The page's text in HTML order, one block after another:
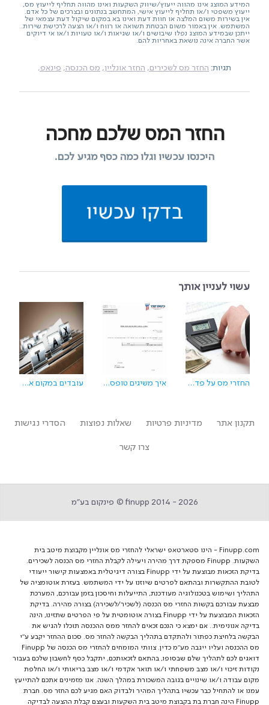
המידע המוצג אינו מהווה ייעוץ/שיווק השקעות ואינו מהווה תחליף לייעוץ מס,
ייעוץ משפטי ו/או תחליף לייעוץ אישי, המתחשב בנתונים ובצרכים של כל אדם.
אין בשירות משום המלצה או חוות דעת ואינו בא במקום שיקול דעת עצמאי של
המשתמש. אין באמור משום הבטחת תשואה או רווח ו/או הצעה לרכישת שירות.
ייתכן שבמידע המוצג נפלו שיבושים ו/או שגיאות ו/או טעויות ו/או אי דיוקים
אשר החברה אינה נושאת באחריות להם.
תגיות: החזר מס לשכירים, החזר אונליין, מס הכנסה, פינאפ,
החזר המס שלכם מחכה
היכנסו עכשיו וגלו כמה כסף מגיע לכם.
בדקו עכשיו
עשוי לעניין אותך
החזרי מס על פדיון קופת גמל - כל מה שחשוב לדעת לפני פדיון! איך משיגים טופס אישור ביטוח חיים לצרכי מס עובדים במקום אחד- 5 סיבות מפתיעות שאולי מגיע לכם החזר מס
תקנון אתר מדיניות פרטיות שאלות נפוצות הסדרי נגישות
צרו קשר
finupp 2014 - 2026 © פינקום בע״מ
Finupp.com - הינו סטארטאפ ישראלי להחזרי מס אונליין מקבוצת מיטב בית
השקעות. Finupp מספקת דרך מהירה ויעילה לקבלת החזרי מס הכנסה לשכירים.
בדיקת הזכאות מבוצעת על ידי Finupp בצורה דיגיטלית באמצעות קישור ייעודי
לטובת ההתקשרות ובהתאם לפרטים שיוזנו על ידי המשתמש. בעזרת אוטומציה של
התהליך ושימוש בטכנולוגיה מעודכנת, התייעלות וחיסכון בזמן עבורכם, המערכת
מבצעת עבורכם בקשות החזרי מס הכנסה (לשכיר/לשכירה) בצורה מהירה. בדיקת
הזכאות המבוצעת על ידי Finupp בצורה אוטומטית על פי הפרטים שתזינו, הינה
בדיקה אנונימית.. אם ימצא כי הנכם זכאים להחזר ממס ההכנסה תוכלו להגיש את
הבקשה בלחיצת כפתור ולהתקדם בתהליך הבקשה להחזר מס. סכום ההחזר יקבע ע"י
מס ההכנסה ועליו ייגבה מע"מ כדין. צוותי המומחים להחזרי מס הכנסה של Finupp
דואגים לכם לתהליך שלם שבסופו, בהתאם לזכאותכם, יתקבל כסף לחשבון שלכם בעבור
נקודות זיכוי ו/או מצב משפחתי ו/או תואר אקדמי ו/או מצב בריאותי ו/או החלפת
מקום עבודה ו/או שינויים בגובה המשכורת במהלך השנה. אנו מזמינים אתכם להתייעץ
עמנו או להתחיל כבר עכשיו בתהליך המהיר ולבדוק האם מגיע לכם החזר מס. חברת
Finupp הינה חברת בת בקבוצת מיטב בית השקעות ובעצם קבלת ההצעה לבדיקה